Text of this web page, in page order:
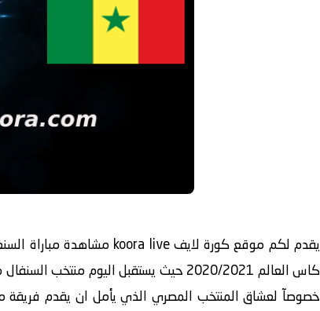
كاس العالم 2020/2021 حيث يستقبل
خصوصآ لعشاق المنتخب المصري الذي يأمل ان يقدم فريقة